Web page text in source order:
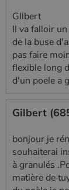
GIlbert
Il va falloir
de la buse
pas faire
flexible long
d'un poele a
Gilbert
bonjour je
souhaiterai
à granulés
matière de